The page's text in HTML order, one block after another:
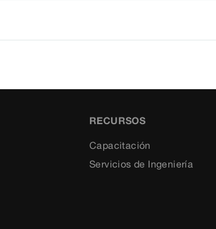
RECURSOS
Capacitación
Servicios de Ingeniería